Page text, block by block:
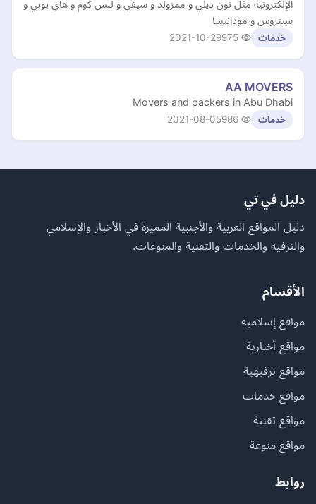
الإلكترونية مثل نون ديلي و ممزولد و سيفي و لبس كوم و هاي بوبي و
سيتروس و مودانيسا
خدمات 2021-10-29
AA MOVERS
Movers and packers in Abu Dhabi
خدمات 2021-08-05
دليل في تي
دليل المواقع العربية والأجنبية المميزة في الأخبار والإسلامي
والترفيه والخدمات والتقنية والمنوعات.
الأقسام
مواقع إسلامية
مواقع أخبارية
مواقع ترفيهية
مواقع خدمات
مواقع تقنية
مواقع منوعة
روابط